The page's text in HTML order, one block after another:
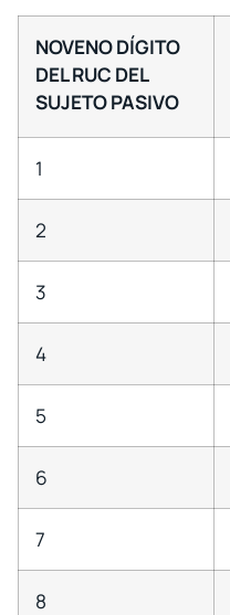
NOVENO DÍGITO
DEL RUC DEL
SUJETO PASIVO
1
2
3
4
5
6
7
8